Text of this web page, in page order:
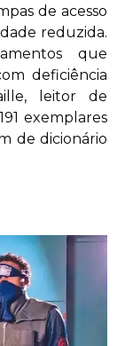
de acesso
reduzida.
que
deficiência
leitor de
exemplares
de dicionário